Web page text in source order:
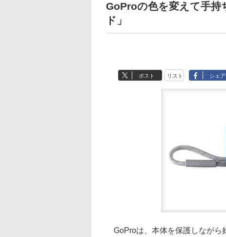
GoProの色を変えて手持
ド」
ポスト リスト シェア
GoProは、本体を保護しながら